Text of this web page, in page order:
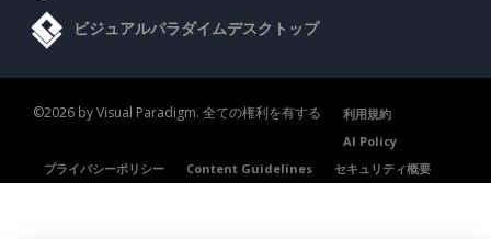
ビジュアルパラダイムデスクトップ
©2026 by Visual Paradigm. 全ての権利を有する
利用規約
AI Policy
プライバシーポリシー
Content Guidelines セキュリティ概要